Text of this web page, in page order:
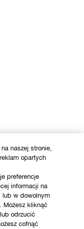
naszej stronie,
opartych
preferencje
informacji na
lub w dowolnym
Możesz kliknąć
odrzucić
cofnąć